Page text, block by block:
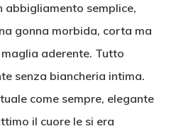
abbigliamento semplice,
gonna morbida, corta ma
aderente. Tutto
senza biancheria intima.
come sempre, elegante
il cuore le si era